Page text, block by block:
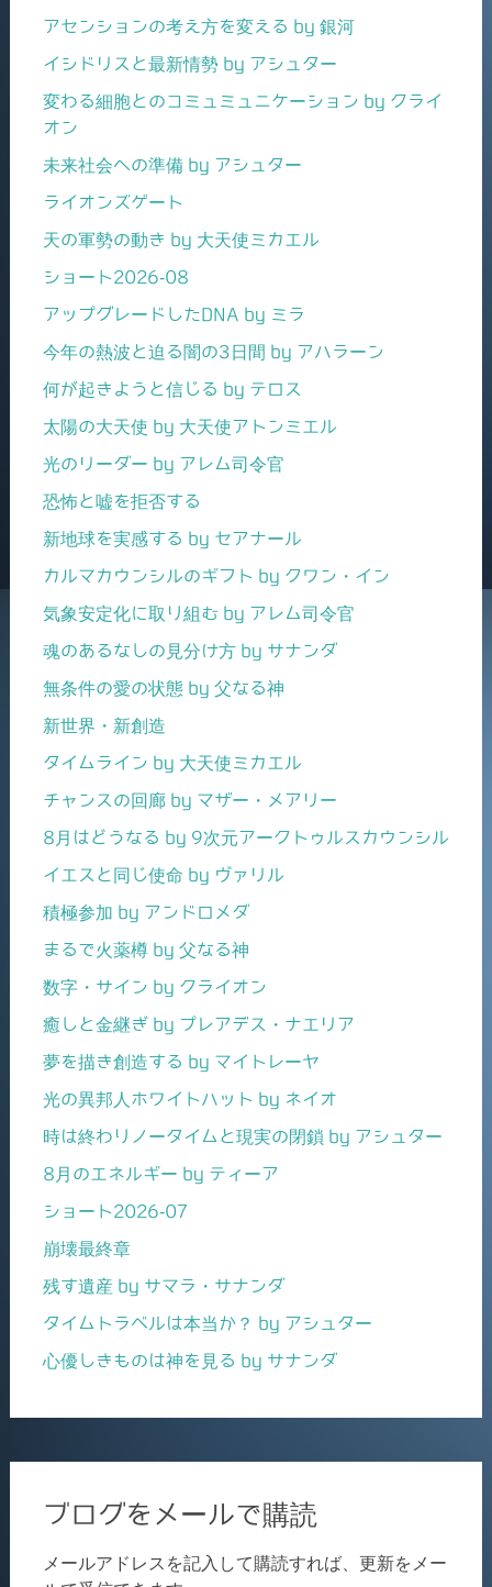
アセンションの考え方を変える by 銀河
イシドリスと最新情勢 by アシュター
変わる細胞とのコミュミュニケーション by クライ
オン
未来社会への準備 by アシュター
ライオンズゲート
天の軍勢の動き by 大天使ミカエル
ショート2026-08
アップグレードしたDNA by ミラ
今年の熱波と迫る闇の3日間 by アハラーン
何が起きようと信じる by テロス
太陽の大天使 by 大天使アトンミエル
光のリーダー by アレム司令官
恐怖と嘘を拒否する
新地球を実感する by セアナール
カルマカウンシルのギフト by クワン・イン
気象安定化に取り組む by アレム司令官
魂のあるなしの見分け方 by サナンダ
無条件の愛の状態 by 父なる神
新世界・新創造
タイムライン by 大天使ミカエル
チャンスの回廊 by マザー・メアリー
8月はどうなる by 9次元アークトゥルスカウンシル
イエスと同じ使命 by ヴァリル
積極参加 by アンドロメダ
まるで火薬樽 by 父なる神
数字・サイン by クライオン
癒しと金継ぎ by プレアデス・ナエリア
夢を描き創造する by マイトレーヤ
光の異邦人ホワイトハット by ネイオ
時は終わりノータイムと現実の閉鎖 by アシュター
8月のエネルギー by ティーア
ショート2026-07
崩壊最終章
残す遺産 by サマラ・サナンダ
タイムトラベルは本当か？ by アシュター
心優しきものは神を見る by サナンダ
ブログをメールで購読
メールアドレスを記入して購読すれば、更新をメー